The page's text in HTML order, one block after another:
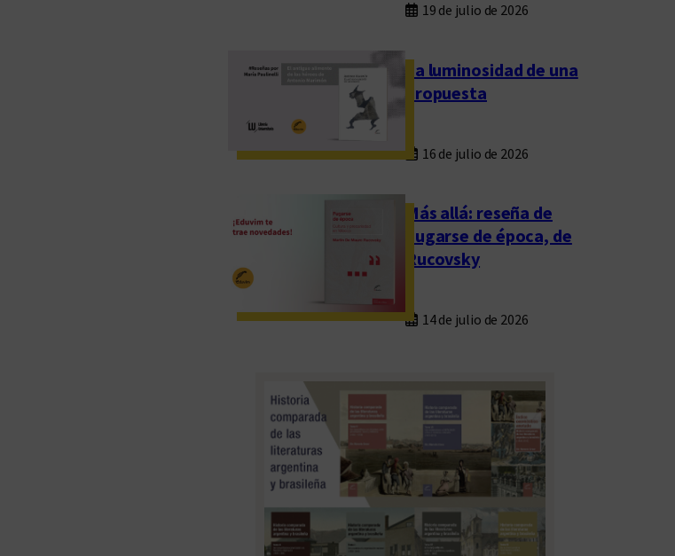
19 de julio de 2026
La luminosidad de una
propuesta
16 de julio de 2026
Más allá: reseña de
Fugarse de época, de
Rucovsky
14 de julio de 2026